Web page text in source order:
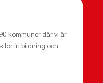
kommuner där vi är
för fri bildning och